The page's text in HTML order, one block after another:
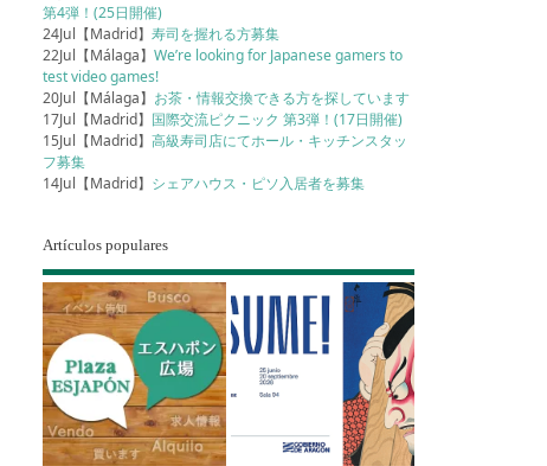
第4弾！(25日開催)
24Jul【Madrid】寿司を握れる方募集
22Jul【Málaga】We’re looking for Japanese gamers to
test video games!
20Jul【Málaga】 お茶・情報交換できる方を探しています
17Jul【Madrid】 国際交流ピクニック 第3弾！(17日開催)
15Jul【Madrid】高級寿司店にてホール・キッチンスタッ
フ募集
14Jul【Madrid】 シェアハウス・ピソ入居者を募集
Artículos populares